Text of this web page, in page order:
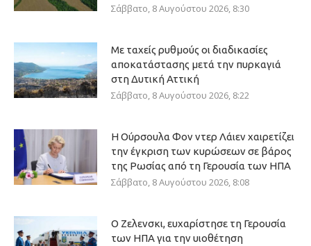
Σάββατο, 8 Αυγούστου 2026, 8:30
Με ταχείς ρυθμούς οι διαδικασίες
αποκατάστασης μετά την πυρκαγιά
στη Δυτική Αττική
Σάββατο, 8 Αυγούστου 2026, 8:22
Η Ούρσουλα Φον ντερ Λάιεν χαιρετίζει
την έγκριση των κυρώσεων σε βάρος
της Ρωσίας από τη Γερουσία των ΗΠΑ
Σάββατο, 8 Αυγούστου 2026, 8:08
Ο Ζελενσκι, ευχαρίστησε τη Γερουσία
των ΗΠΑ για την υιοθέτηση